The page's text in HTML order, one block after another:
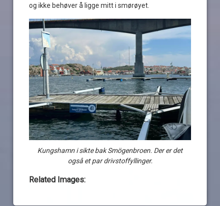
og ikke behøver å ligge mitt i smørøyet.
Kungshamn i sikte bak Smögenbroen. Der er det
også et par drivstoffyllinger.
Related Images: